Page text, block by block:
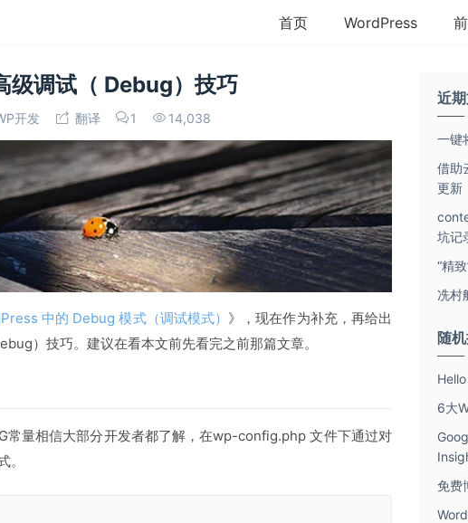
首页 WordPress
级调试（ Debug）技巧
开发 翻译 1 14,038
中的 Debug 模式（调试模式） 》，现在作为补充，再给出
）技巧。建议在看本文前先看完之前那篇文章。
常量相信大部分开发者都了解，在wp-config.php 文件下通过对
近
一键
借助
更新
坑记
“精
冼村
随
6大
免费